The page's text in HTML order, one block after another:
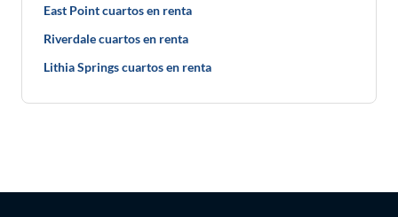
East Point cuartos en renta
Riverdale cuartos en renta
Lithia Springs cuartos en renta